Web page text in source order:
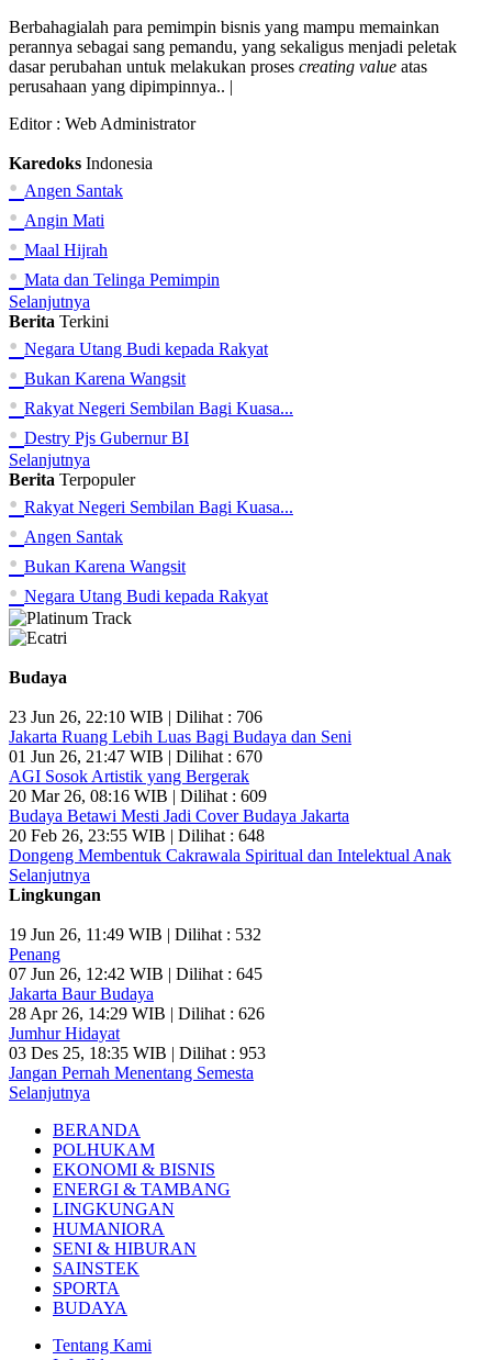
Berbahagialah para pemimpin bisnis yang mampu memainkan
perannya sebagai sang pemandu, yang sekaligus menjadi peletak
dasar perubahan untuk melakukan proses creating value atas
perusahaan yang dipimpinnya.. |
Editor : Web Administrator
Karedoks Indonesia
• Angen Santak
• Angin Mati
• Maal Hijrah
• Mata dan Telinga Pemimpin
Selanjutnya
Berita Terkini
• Negara Utang Budi kepada Rakyat
• Bukan Karena Wangsit
• Rakyat Negeri Sembilan Bagi Kuasa...
• Destry Pjs Gubernur BI
Selanjutnya
Berita Terpopuler
• Rakyat Negeri Sembilan Bagi Kuasa...
• Angen Santak
• Bukan Karena Wangsit
• Negara Utang Budi kepada Rakyat
Budaya
23 Jun 26, 22:10 WIB | Dilihat : 706
Jakarta Ruang Lebih Luas Bagi Budaya dan Seni
01 Jun 26, 21:47 WIB | Dilihat : 670
AGI Sosok Artistik yang Bergerak
20 Mar 26, 08:16 WIB | Dilihat : 609
Budaya Betawi Mesti Jadi Cover Budaya Jakarta
20 Feb 26, 23:55 WIB | Dilihat : 648
Dongeng Membentuk Cakrawala Spiritual dan Intelektual Anak
Selanjutnya
Lingkungan
19 Jun 26, 11:49 WIB | Dilihat : 532
Penang
07 Jun 26, 12:42 WIB | Dilihat : 645
Jakarta Baur Budaya
28 Apr 26, 14:29 WIB | Dilihat : 626
Jumhur Hidayat
03 Des 25, 18:35 WIB | Dilihat : 953
Jangan Pernah Menentang Semesta
Selanjutnya
BERANDA
POLHUKAM
EKONOMI & BISNIS
ENERGI & TAMBANG
LINGKUNGAN
HUMANIORA
SENI & HIBURAN
SAINSTEK
SPORTA
BUDAYA
Tentang Kami